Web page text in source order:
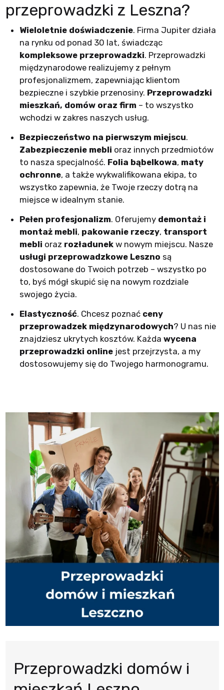
przeprowadzki z Leszna?
Wieloletnie doświadczenie. Firma Jupiter działa
na rynku od ponad 30 lat, świadcząc
kompleksowe przeprowadzki. Przeprowadzki
międzynarodowe realizujemy z pełnym
profesjonalizmem, zapewniając klientom
bezpieczne i szybkie przenosiny. Przeprowadzki
mieszkań, domów oraz firm – to wszystko
wchodzi w zakres naszych usług.
Bezpieczeństwo na pierwszym miejscu.
Zabezpieczenie mebli oraz innych przedmiotów
to nasza specjalność. Folia bąbelkowa, maty
ochronne, a także wykwalifikowana ekipa, to
wszystko zapewnia, że Twoje rzeczy dotrą na
miejsce w idealnym stanie.
Pełen profesjonalizm. Oferujemy demontaż i
montaż mebli, pakowanie rzeczy, transport
mebli oraz rozładunekw nowym miejscu. Nasze
usługi przeprowadzkowe Leszno są
dostosowane do Twoich potrzeb – wszystko po
to, byś mógł skupić się na nowym rozdziale
swojego życia.
Elastyczność. Chcesz poznać ceny
przeprowadzek międzynarodowych? U nas nie
znajdziesz ukrytych kosztów. Każda wycena
przeprowadzki onlinejest przejrzysta, a my
dostosowujemy się do Twojego harmonogramu.
Przeprowadzki domów i